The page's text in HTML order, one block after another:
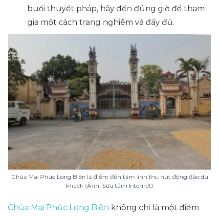
buổi thuyết pháp, hãy đến đúng giờ để tham
gia một cách trang nghiêm và đầy đủ.
Chùa Mai Phúc Long Biên là điểm đến tâm linh thu hút đông đảo du
khách (Ảnh: Sưu tầm Internet)
Chùa Mai Phúc Long Biên không chỉ là một điểm